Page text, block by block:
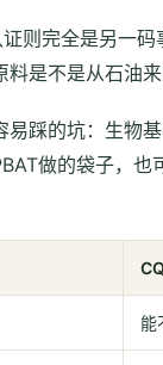
则完全是另一
是不是从石油来
易踩的坑：生物
做的袋子，
能